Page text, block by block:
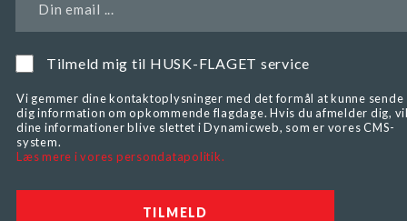
Din email ...
Tilmeld mig til HUSK-FLAGET service
Vi gemmer dine kontaktoplysninger med det formål at kunne sende
dig information om opkommende flagdage. Hvis du afmelder dig,
dine informationer blive slettet i Dynamicweb, som er vores CMS-
system.
Læs mere i vores persondatapolitik.